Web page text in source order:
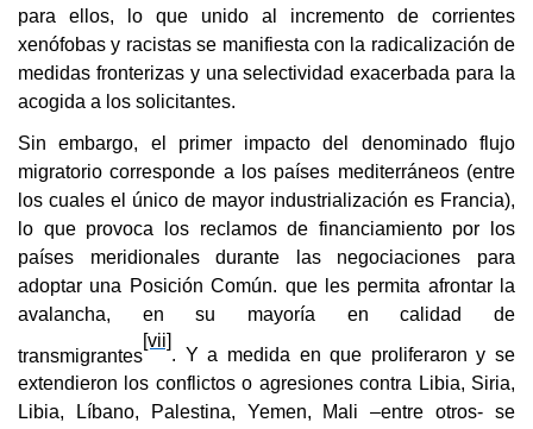
para ellos, lo que unido al incremento de corrientes
xenófobas y racistas se manifiesta con la radicalización de
medidas fronterizas y una selectividad exacerbada para la
acogida a los solicitantes.
Sin embargo, el primer impacto del denominado flujo
migratorio corresponde a los países mediterráneos (entre
los cuales el único de mayor industrialización es Francia),
lo que provoca los reclamos de financiamiento por los
países meridionales durante las negociaciones para
adoptar una Posición Común. que les permita afrontar la
avalancha, en su mayoría en calidad de
transmigrantes
[vii]
. Y a medida en que proliferaron y se
extendieron los conflictos o agresiones contra Libia, Siria,
Libia, Líbano, Palestina, Yemen, Mali –entre otros- se